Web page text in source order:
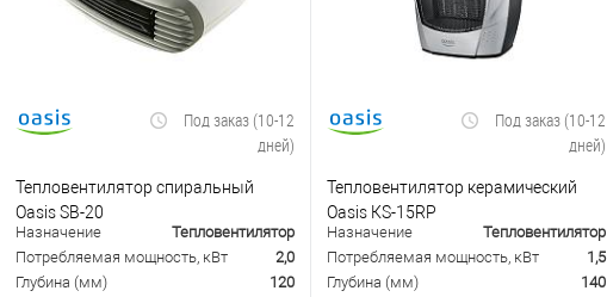
Под заказ (10-12
дней)
Тепловентилятор спиральный
Oasis SB-20
Назначение
Тепловентилятор
Потребляемая мощность, кВт
2,0
Глубина (мм)
120
Под заказ (10-12
дней)
Тепловентилятор керамический
Oasis КS-15RP
Назначение
Тепловентилятор
Потребляемая мощность, кВт
1,5
Глубина (мм)
140